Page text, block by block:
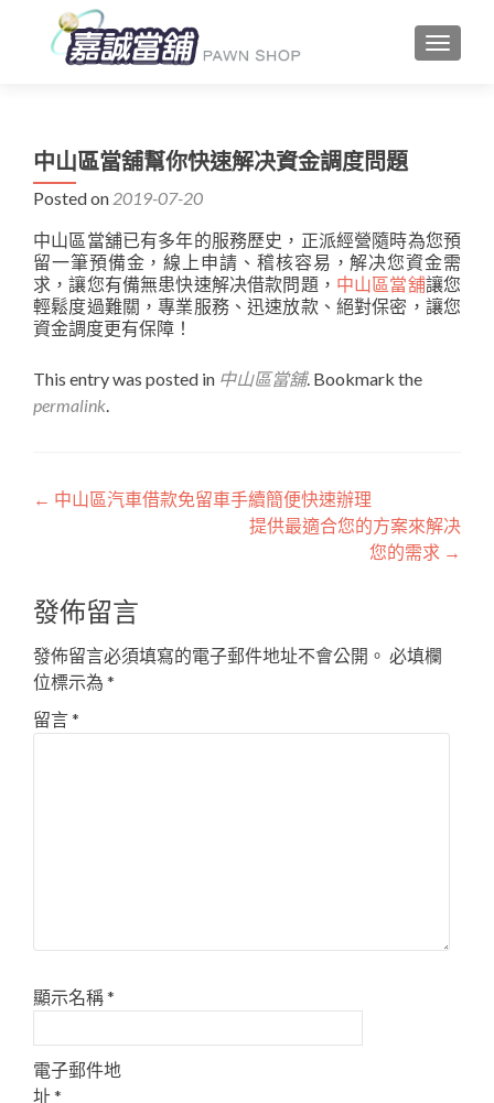
中山區當舖幫你快速解决資金調度問題
Posted on 2019-07-20
中山區當舖已有多年的服務歷史，正派經營隨時為您預
留一筆預備金，線上申請、稽核容易，解决您資金需
求，讓您有備無患快速解决借款問題， 中山區當舖讓您
輕鬆度過難關，專業服務、迅速放款、絕對保密，讓您
資金調度更有保障！
This entry was posted in 中山區當舖. Bookmark the
permalink.
文
覽
← 中山區汽車借款免留車手續簡便快速辦理
提供最適合您的方案來解决
您的需求 →
發佈留言
發佈留言必須填寫的電子郵件地址不會公開。 必填欄
位標示為 *
留言*
顯示名稱*
電子郵件地
址*